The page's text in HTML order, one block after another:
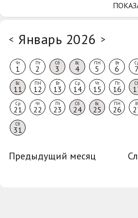
< Январь 2026 >
Чт
1
Пт
2
Сб
3
Вс
4
ПН
5
Вт
6 7
Вс
11
ПН
12
Вт
13
Ср
14
Чт
15
Пт
16
Ср
21
Чт
22
Пт
23
Сб
24
Вс
25
ПН
26
Сб
31
Предыдущий месяц